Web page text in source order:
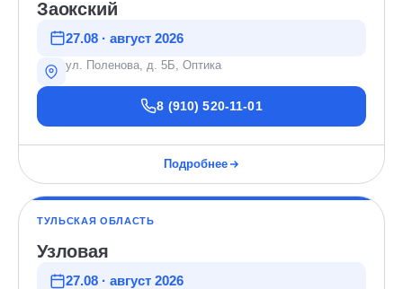
Заокский
27.08 · август 2026
ул. Поленова, д. 5Б, Оптика
8 (910) 520-11-01
Подробнее
ТУЛЬСКАЯ ОБЛАСТЬ
Узловая
27.08 · август 2026